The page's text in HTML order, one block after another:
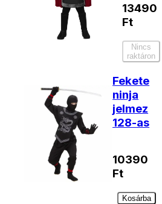
13490
Ft
Nincs
raktáron
Fekete
ninja
jelmez
128-as
10390
Ft
Kosárba